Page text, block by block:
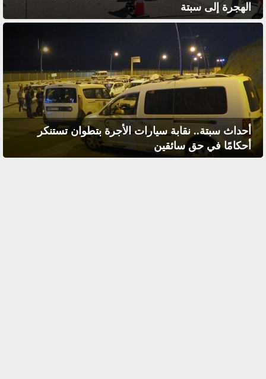
الهجرة إلى سبتة
أحداث سبتة.. نقابة سيارات الأجرة بتطوان تستنكر
أحكامًا في حق سائقين